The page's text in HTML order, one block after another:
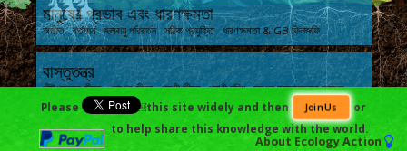
মানুষের প্রভাব এবং ধারণক্ষমতা
অতীত বর্তমান জলবায়ু পরিবর্তন সঠিক প্রযুক্তি ধারণক্ষমতা & GB ফিলজফি
বাস্তুতন্ত্র
কীটপতঙ্গের জীবন রোগের জীবন প্রাণী জীবন প্রাণী বৃদ্ধি সমগ্র বাস্তুতন্ত্রের স্বাস্থ্য
Please ￼this site widely and then Join Us
or
to help share this knowledge with the world.
About Ecology Action